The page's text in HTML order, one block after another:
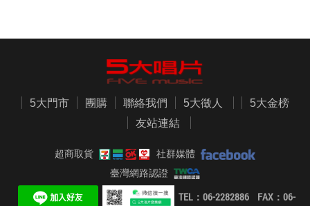
5大門市 團購 聯絡我們 5大徵人
5大金榜
友站連結
超商取貨
社群媒體
臺灣網路認證
TEL：06-2282886 FAX：06-